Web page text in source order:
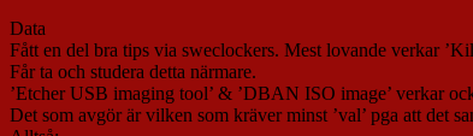
Data
Fått en del bra tips via sweclockers. Mest lovande verkar
Får ta och studera detta närmare.
’Etcher USB imaging tool’ & ’DBAN ISO image’ verkar
Det som avgör är vilken som kräver minst ’val’ pga att det